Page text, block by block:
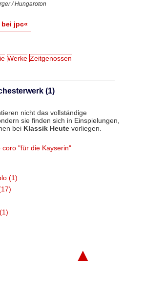
/ Hungaroton
jpc«
Werke Zeitgenossen
(1)
nicht das vollständige
sie finden sich in Einspielungen,
bei Klassik Heutevorliegen.
coro "für die Kayserin"
(1)
▲